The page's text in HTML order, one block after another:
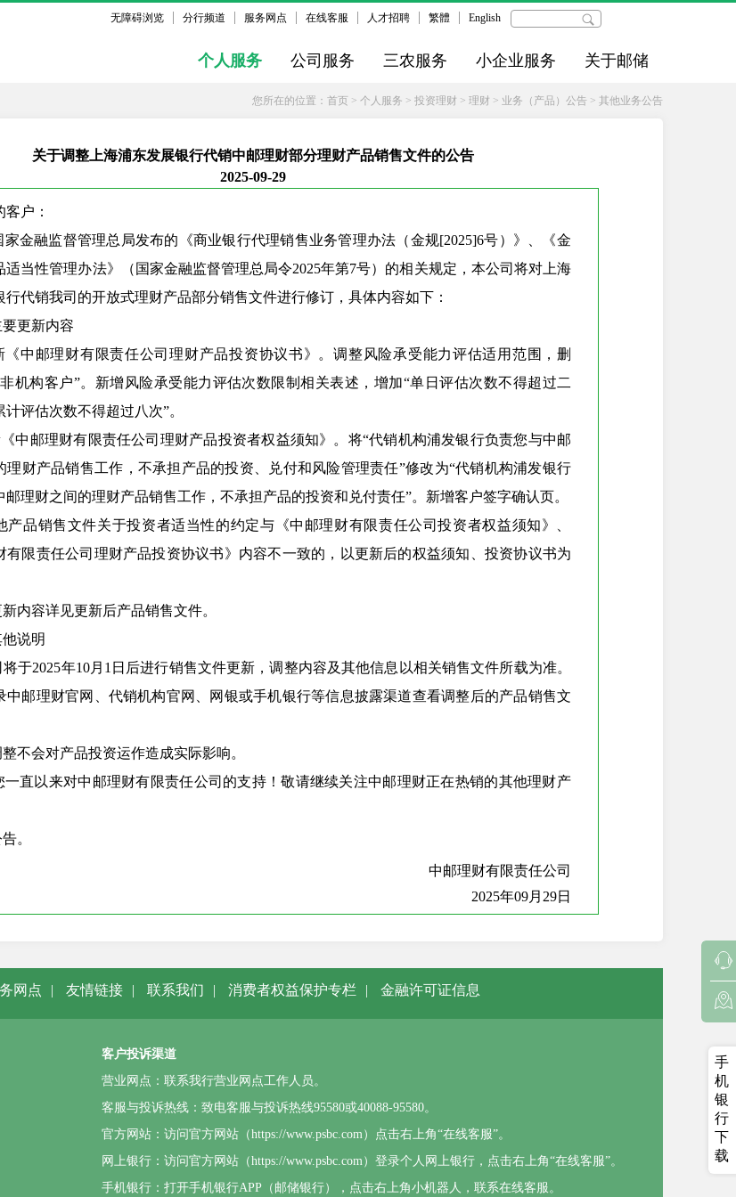
无障碍浏览 分行频道 服务网点 在线客服 人才招聘 繁體 English
个人服务 公司服务 三农服务 小企业服务 关于邮储
您所在的位置： 首页 > 个人服务 > 投资理财 > 理财 > 业务（产品）公告 > 其他业务公告
关于调整上海浦东发展银行代销中邮理财部分理财产品销售文件的公告
2025-09-29
户：
适当性管理办法》（国家金融监督管理总局令2025年第7号）的相关规定，本公司将对上海
行代销我司的开放式理财产品部分销售文件进行修订，具体内容如下：
、主要更新内容
机构客户”。新增风险承受能力评估次数限制相关表述，增加“单日评估次数不得超过二
计评估次数不得超过八次”。
理财产品销售工作，不承担产品的投资、兑付和风险管理责任”修改为“代销机构浦发银行
邮理财之间的理财产品销售工作，不承担产品的投资和兑付责任”。新增客户签字确认页。
有限责任公司理财产品投资协议书》内容不一致的，以更新后的权益须知、投资协议书为
体更新内容详见更新后产品销售文件。
其他说明
中邮理财官网、代销机构官网、网银或手机银行等信息披露渠道查看调整后的产品销售文
次调整不会对产品投资运作造成实际影响。
告。
中邮理财有限责任公司
2025年09月29日
网点 | 友情链接 | 联系我们 | 消费者权益保护专栏 | 金融许可证信息
客户投诉渠道
营业网点：联系我行营业网点工作人员。
客服与投诉热线：致电客服与投诉热线95580或40088-95580。
官方网站：访问官方网站（https://www.psbc.com）点击右上角“在线客服”。
网上银行：访问官方网站（https://www.psbc.com）登录个人网上银行，点击右上角“在线客服”。
手机银行：打开手机银行APP（邮储银行），点击右上角小机器人，联系在线客服。
手
机
银
行
下
载